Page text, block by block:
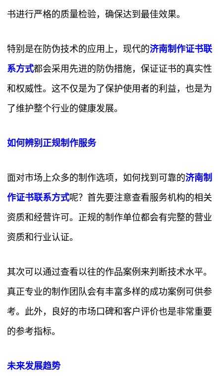
书进行严格的质量检验，确保达到最佳效果。
特别是在防伪技术的应用上，现代的济南制作证书联
系方式都会采用先进的防伪措施，保证证书的真实性
和权威性。这不仅是为了保护使用者的利益，也是为
了维护整个行业的健康发展。
如何辨别正规制作服务
面对市场上众多的制作选项，如何找到可靠的济南制
作证书联系方式呢？首先要注意查看服务机构的相关
资质和经营许可。正规的制作单位都会有完整的营业
资质和行业认证。
其次可以通过查看以往的作品案例来判断技术水平。
真正专业的制作团队会有丰富多样的成功案例可供参
考。此外，良好的市场口碑和客户评价也是非常重要
的参考指标。
未来发展趋势